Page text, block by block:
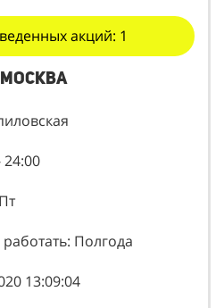
акций: 1
Москва
Полгода
13:09:04